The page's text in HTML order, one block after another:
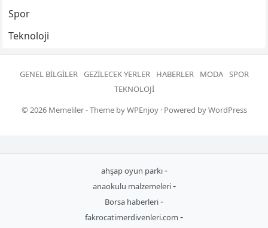
Spor
Teknoloji
GENEL BILGILER GEZILECEK YERLER HABERLER MODA SPOR
TEKNOLOJI
© 2026 Memeliler- Theme byWPEnjoy· Powered byWordPress
ahşap oyun parkı-
anaokulu malzemeleri-
Borsa haberleri-
fakrocatimerdivenleri.com -